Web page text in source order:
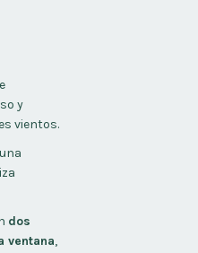
y
vientos.
dos
ventana,